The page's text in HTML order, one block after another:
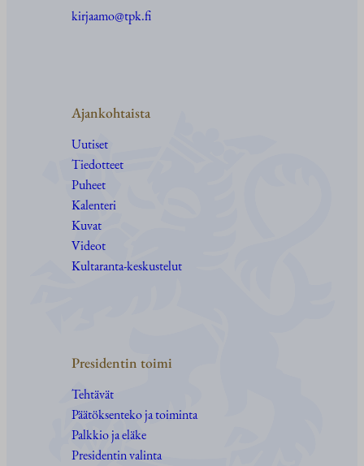
kirjaamo@tpk.fi
Ajankohtaista
Uutiset
Tiedotteet
Puheet
Kalenteri
Kuvat
Videot
Kultaranta-keskustelut
Presidentin toimi
Tehtävät
Päätöksenteko ja toiminta
Palkkio ja eläke
Presidentin valinta